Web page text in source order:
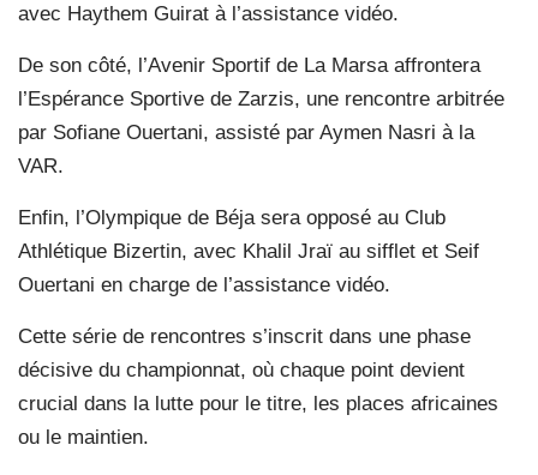
avec Haythem Guirat à l’assistance vidéo.
De son côté, l’Avenir Sportif de La Marsa affrontera
l’Espérance Sportive de Zarzis, une rencontre arbitrée
par Sofiane Ouertani, assisté par Aymen Nasri à la
VAR.
Enfin, l’Olympique de Béja sera opposé au Club
Athlétique Bizertin, avec Khalil Jraï au sifflet et Seif
Ouertani en charge de l’assistance vidéo.
Cette série de rencontres s’inscrit dans une phase
décisive du championnat, où chaque point devient
crucial dans la lutte pour le titre, les places africaines
ou le maintien.